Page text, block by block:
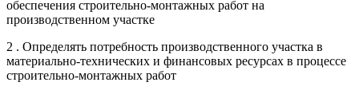
обеспечения строительно-монтажных работ на
производственном участке
2 . Определять потребность производственного участка в
материально-технических и финансовых ресурсах в процессе
строительно-монтажных работ